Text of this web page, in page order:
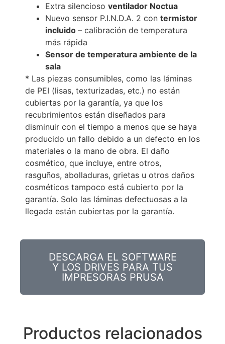
Extra silencioso ventilador Noctua
Nuevo sensor P.I.N.D.A. 2 con termistor
incluido – calibración de temperatura
más rápida
Sensor de temperatura ambiente de la
sala
* Las piezas consumibles, como las láminas
de PEI (lisas, texturizadas, etc.) no están
cubiertas por la garantía, ya que los
recubrimientos están diseñados para
disminuir con el tiempo a menos que se haya
producido un fallo debido a un defecto en los
materiales o la mano de obra. El daño
cosmético, que incluye, entre otros,
rasguños, abolladuras, grietas u otros daños
cosméticos tampoco está cubierto por la
garantía. Solo las láminas defectuosas a la
llegada están cubiertas por la garantía.
DESCARGA EL SOFTWARE
Y LOS DRIVES PARA TUS
IMPRESORAS PRUSA
Productos relacionados